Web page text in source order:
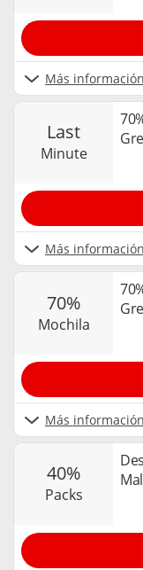
Más información
last
minute
Más información
70%
mochila
Más información
40%
packs